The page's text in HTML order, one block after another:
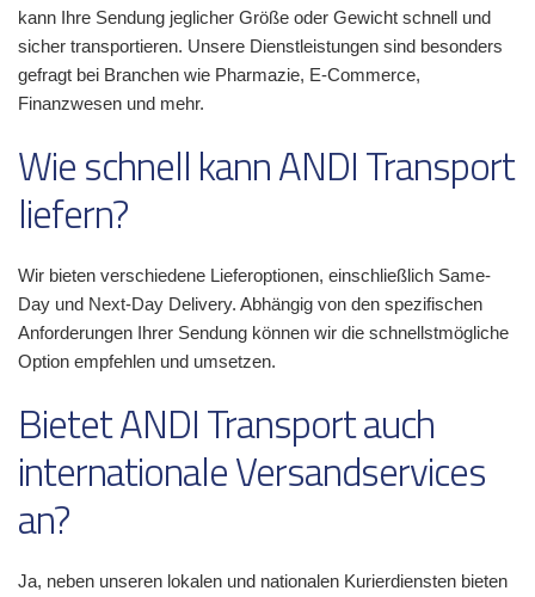
kann Ihre Sendung jeglicher Größe oder Gewicht schnell und
sicher transportieren. Unsere Dienstleistungen sind besonders
gefragt bei Branchen wie Pharmazie, E-Commerce,
Finanzwesen und mehr.
Wie schnell kann ANDI Transport
liefern?
Wir bieten verschiedene Lieferoptionen, einschließlich Same-
Day und Next-Day Delivery. Abhängig von den spezifischen
Anforderungen Ihrer Sendung können wir die schnellstmögliche
Option empfehlen und umsetzen.
Bietet ANDI Transport auch
internationale Versandservices
an?
Ja, neben unseren lokalen und nationalen Kurierdiensten bieten